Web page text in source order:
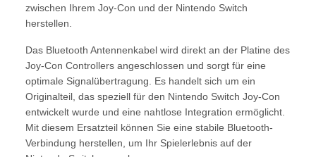
zwischen Ihrem Joy-Con und der Nintendo Switch
herstellen.
Das Bluetooth Antennenkabel wird direkt an der Platine des
Joy-Con Controllers angeschlossen und sorgt für eine
optimale Signalübertragung. Es handelt sich um ein
Originalteil, das speziell für den Nintendo Switch Joy-Con
entwickelt wurde und eine nahtlose Integration ermöglicht.
Mit diesem Ersatzteil können Sie eine stabile Bluetooth-
Verbindung herstellen, um Ihr Spielerlebnis auf der